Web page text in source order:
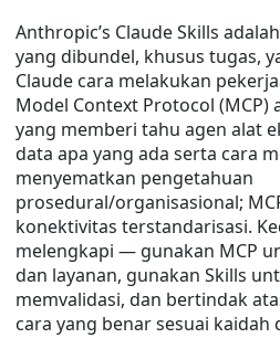
Anthropic’s Claude Skills
yang dibundel, khusus tugas,
Claude cara melakukan
Model Context Protocol
yang memberi tahu agen alat
data apa yang ada serta cara
menyematkan pengetahuan
prosedural/organisasional;
konektivitas terstandarisasi.
melengkapi — gunakan MCP
dan layanan, gunakan Skills
memvalidasi, dan bertindak
cara yang benar sesuai kaidah